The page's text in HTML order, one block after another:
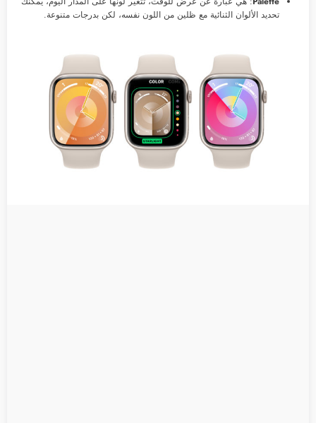
تحديد الألوان الثنائية مع ظلين من اللون نفسه، لكن بدرجات متنوعة.